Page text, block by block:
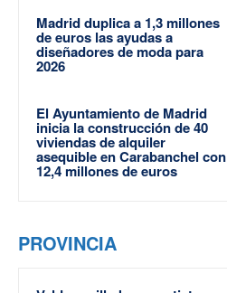
Madrid duplica a 1,3 millones
de euros las ayudas a
diseñadores de moda para
2026
El Ayuntamiento de Madrid
inicia la construcción de 40
viviendas de alquiler
asequible en Carabanchel con
12,4 millones de euros
PROVINCIA